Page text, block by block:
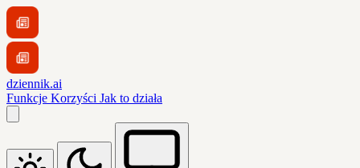
dziennik.ai
Funkcje Korzyści Jak to działa